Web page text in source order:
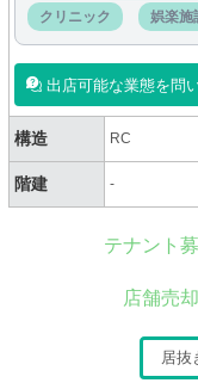
クリニック
娯楽施
出店可能な業態を問
構造 RC
階建 -
テナント
店舗売
居抜